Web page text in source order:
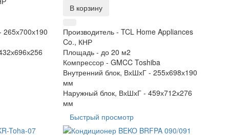
265х700х190
В корзину
Производитель -TCL Home Appliances
Co., КНР
Площадь -до 20 м2
Компрессор -GMCC Toshiba
Внутренний блок, ВхШхГ -255х698х190
мм
Наружный блок, ВхШхГ -459х712х276
мм
Быстрый просмотр